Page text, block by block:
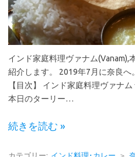
インド家庭料理ヴァナム(Vanam),
紹介します。 2019年7月に奈良へ
【目次】 インド家庭料理ヴァナ
本日のターリー…
続きを読む »
カテゴリー: インド料理･カレー ＞